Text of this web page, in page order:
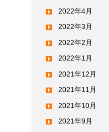
2022年4月
2022年3月
2022年2月
2022年1月
2021年12月
2021年11月
2021年10月
2021年9月